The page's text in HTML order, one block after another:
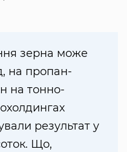
зерна може
на пропан-
на тонно-
результат у
Що,